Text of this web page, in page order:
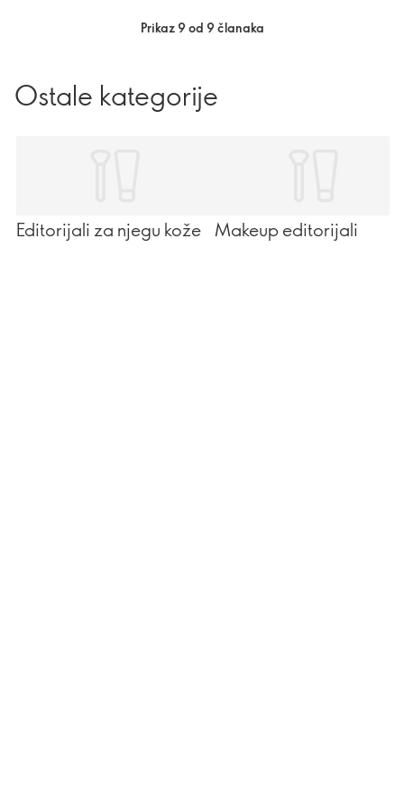
Prikaz 9 od 9 članaka
Ostale kategorije
Editorijali za njegu kože Makeup editorijali